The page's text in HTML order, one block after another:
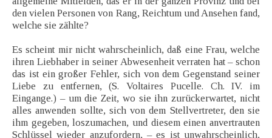
den vielen Personen von Rang, Reichtum und Ansehen fand,
welche sie zählte?
Es scheint mir nicht wahrscheinlich, daß eine Frau, welche
ihren Liebhaber in seiner Abwesenheit verraten hat – schon
das ist ein großer Fehler, sich von dem Gegenstand seiner
Liebe zu entfernen, (S. Voltaires Pucelle. Ch. IV. im
Eingange.) – um die Zeit, wo sie ihn zurückerwartet, nicht
alles anwenden sollte, sich von dem Stellvertreter, den sie
ihm gegeben, loszumachen, und diesem einen anvertrauten
Schlüssel wieder anzufordern, – es ist unwahrscheinlich,